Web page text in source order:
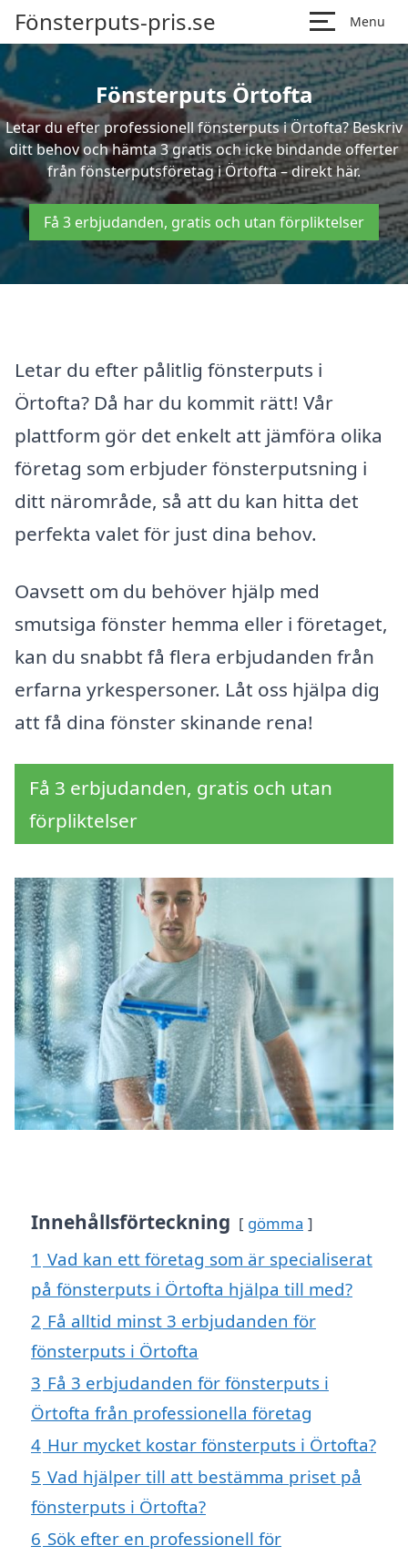
Fönsterputs-pris.se Menu
Fönsterputs Örtofta
Letar du efter professionell fönsterputs i Örtofta? Beskriv
ditt behov och hämta 3 gratis och icke bindande offerter
från fönsterputsföretag i Örtofta – direkt här.
Få 3 erbjudanden, gratis och utan förpliktelser
Letar du efter pålitlig fönsterputs i
Örtofta? Då har du kommit rätt! Vår
plattform gör det enkelt att jämföra olika
företag som erbjuder fönsterputsning i
ditt närområde, så att du kan hitta det
perfekta valet för just dina behov.
Oavsett om du behöver hjälp med
smutsiga fönster hemma eller i företaget,
kan du snabbt få flera erbjudanden från
erfarna yrkespersoner. Låt oss hjälpa dig
att få dina fönster skinande rena!
Få 3 erbjudanden, gratis och utan
förpliktelser
Innehållsförteckning gömma
1 Vad kan ett företag som är specialiserat
på fönsterputs i Örtofta hjälpa till med?
2 Få alltid minst 3 erbjudanden för
fönsterputs i Örtofta
3 Få 3 erbjudanden för fönsterputs i
Örtofta från professionella företag
4 Hur mycket kostar fönsterputs i Örtofta?
5 Vad hjälper till att bestämma priset på
fönsterputs i Örtofta?
6 Sök efter en professionell för